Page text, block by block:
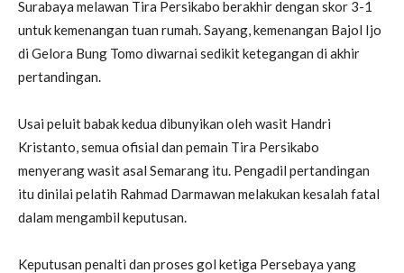
Surabaya melawan Tira Persikabo berakhir dengan skor 3-1
untuk kemenangan tuan rumah. Sayang, kemenangan Bajol Ijo
di Gelora Bung Tomo diwarnai sedikit ketegangan di akhir
pertandingan.
Usai peluit babak kedua dibunyikan oleh wasit Handri
Kristanto, semua ofisial dan pemain Tira Persikabo
menyerang wasit asal Semarang itu. Pengadil pertandingan
itu dinilai pelatih Rahmad Darmawan melakukan kesalah fatal
dalam mengambil keputusan.
Keputusan penalti dan proses gol ketiga Persebaya yang